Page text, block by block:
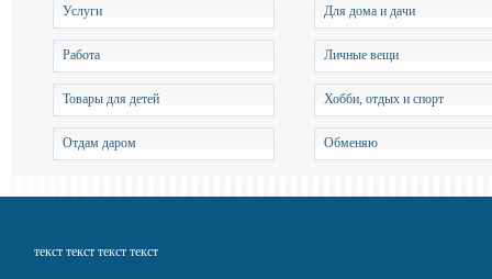
Услуги Для дома и дачи
Работа Личные вещи
Товары для детей Хобби, отдых и спорт
Отдам даром Обменяю
текст текст текст текст